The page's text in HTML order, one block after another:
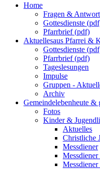
Home
Fragen &
Gottesdienste
Pfarrbrief (pdf)
Aktuellesaus Pfarrei &
Gottesdienste
Pfarrbrief (pdf)
Tageslesungen
Impulse
Gruppen -
Archiv
Gemeindelebenheute &
Fotos
Kinder &
Aktuelles
Christliche
Messdiener